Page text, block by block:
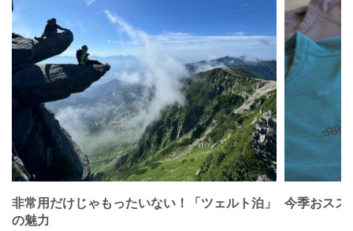
非常用だけじゃもったいない！「ツェルト泊」
の魅力
今季おスス